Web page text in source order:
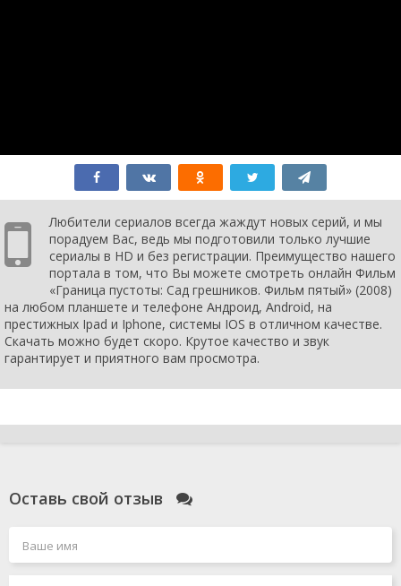
Любители сериалов всегда жаждут новых серий, и мы
порадуем Вас, ведь мы подготовили только лучшие
сериалы в HD и без регистрации. Преимущество нашего
портала в том, что Вы можете смотреть онлайн Фильм
«Граница пустоты: Сад грешников. Фильм пятый» (2008)
на любом планшете и телефоне Андроид, Android, на
престижных Ipad и Iphone, системы IOS в отличном качестве.
Скачать можно будет скоро. Крутое качество и звук
гарантирует и приятного вам просмотра.
Оставь свой отзыв